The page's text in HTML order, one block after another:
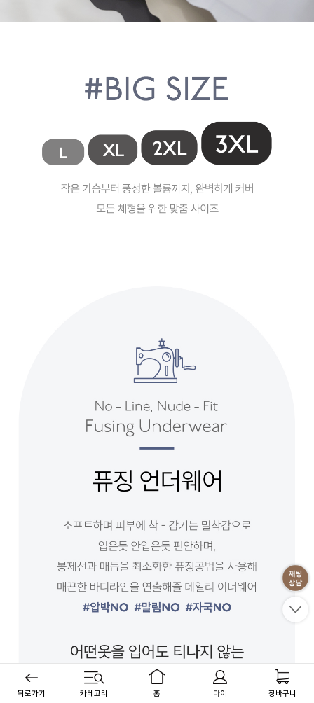
뒤로가기 카테고리 홈 마이 장바구니